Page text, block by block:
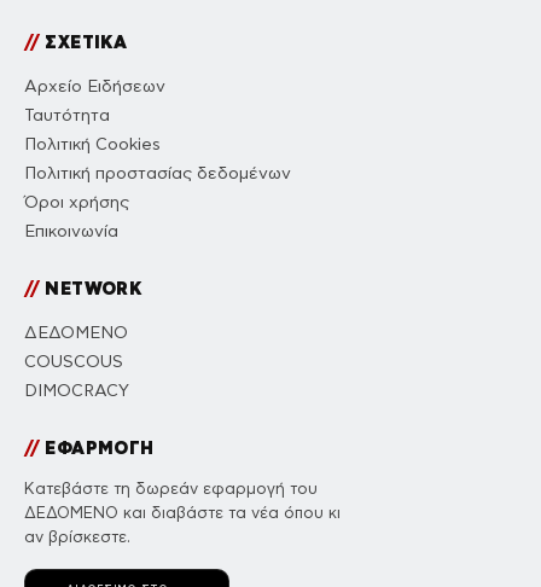
//ΣΧΕΤΙΚΑ
Αρχείο Ειδήσεων
Ταυτότητα
Πολιτική Cookies
Πολιτική προστασίας δεδομένων
Όροι χρήσης
Επικοινωνία
//NETWORK
ΔΕΔΟΜΕΝΟ
COUSCOUS
DIMOCRACY
//ΕΦΑΡΜΟΓΗ
Κατεβάστε τη δωρεάν εφαρμογή του
ΔΕΔΟΜΕΝΟ και διαβάστε τα νέα όπου κι
αν βρίσκεστε.